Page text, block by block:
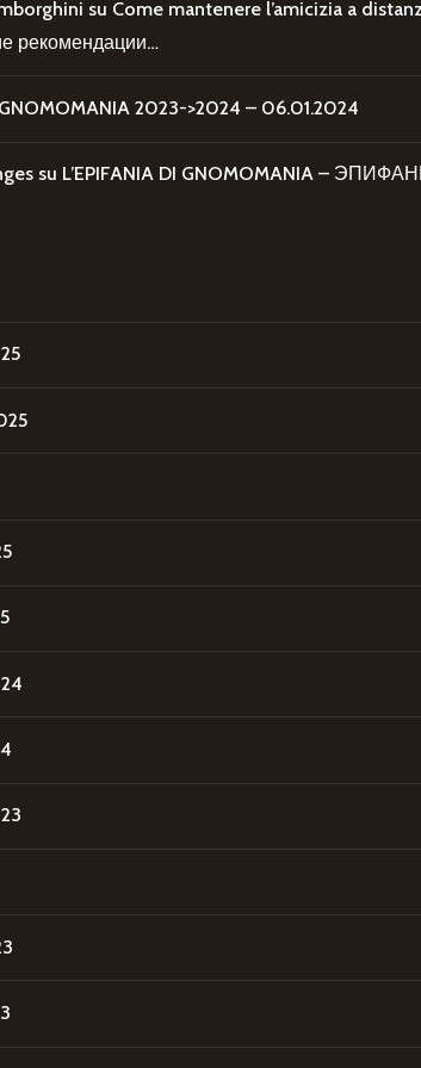
su Come mantenere l’amicizia a
рекомендации…
GNOMOMANIA 2023->2024 – 06.01.2024
su L’EPIFANIA DI GNOMOMANIA –